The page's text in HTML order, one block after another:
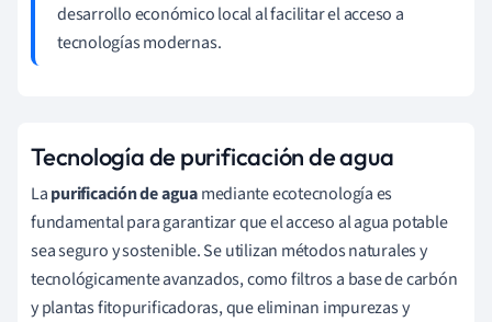
desarrollo económico local al facilitar el acceso a
tecnologías modernas.
Tecnología de purificación de agua
Lapurificación de aguamediante ecotecnología es
fundamental para garantizar que el acceso al agua potable
sea seguro y sostenible. Se utilizan métodos naturales y
tecnológicamente avanzados, como filtros a base de carbón
y plantas fitopurificadoras, que eliminan impurezas y